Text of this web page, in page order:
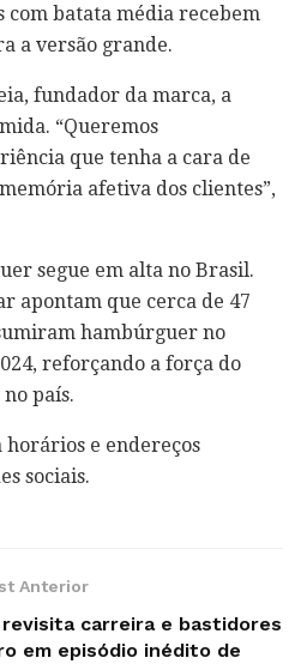
com batata média recebem
a versão grande.
fundador da marca, a
“Queremos
que tenha a cara de
afetiva dos clientes”,
segue em alta no Brasil.
apontam que cerca de 47
hambúrguer no
reforçando a força do
país.
e endereços
sociais.
Anterior
carreira e bastidores
em episódio inédito de